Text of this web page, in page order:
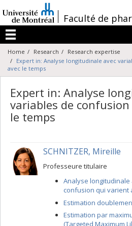
au
contenu
/Faculté de
Menu
Home Research
Research expertise
Expert in: Analyse longitudinale avec
avec le temps
Expert in: Analyse
variables de
le temps
SCHNITZER, Mireille
Professeure titulaire
Analyse
confusion qui varient
Estimation
Estimation par
(Targeted Maximum